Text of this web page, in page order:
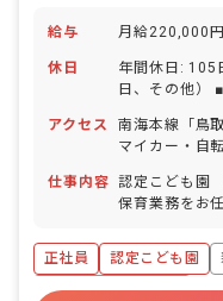
給与 月給220,000
休日
年間休日: 105日 ■週休2日制（日曜
日、その他）
与／1時間・半
上の連休相談
（取得率100％
様の体調不良
アクセス
南海本線「鳥
マイカー・自
り） ※南海本
勤の場合、駐
仕事内容 認定こども園
保育業務をお任せしま
帳記入 ・週案
応 ＜施設について＞ ・子どもたちの健
やかな成長に
正社員 認定こども園
ボーナス・賞与あり